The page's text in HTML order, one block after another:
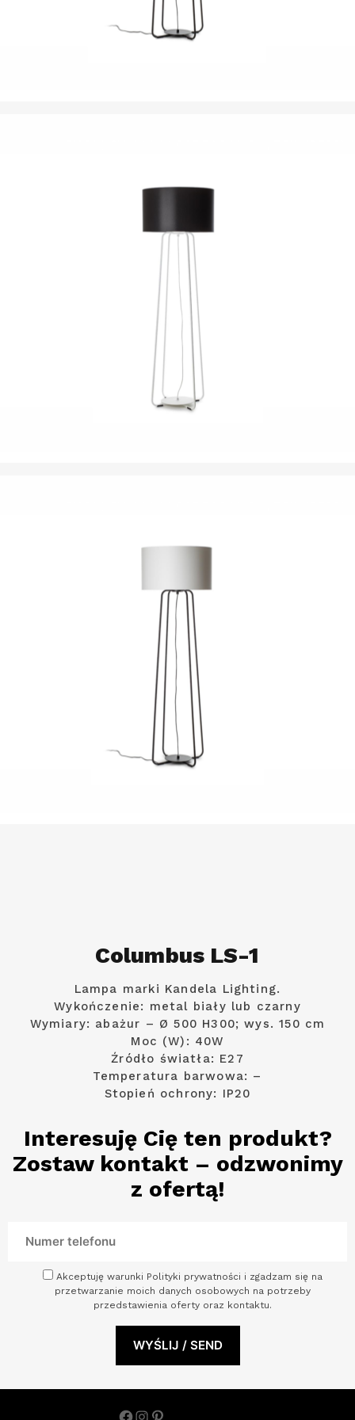
Columbus LS-1
Lampa marki Kandela Lighting.
Wykończenie: metal biały lub czarny
Wymiary: abażur – Ø 500 H300; wys. 150 cm
Moc (W): 40W
Źródło światła: E27
Temperatura barwowa: –
Stopień ochrony: IP20
Interesuję Cię ten produkt?
Zostaw kontakt – odzwonimy
z ofertą!
Akceptuję warunki Polityki prywatności i zgadzam się na
przetwarzanie moich danych osobowych na potrzeby
przedstawienia oferty oraz kontaktu.
Facebook Instagram Pinterest